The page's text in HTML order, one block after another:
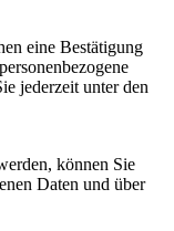
eine Bestätigung
jederzeit unter den
können Sie
Daten und über